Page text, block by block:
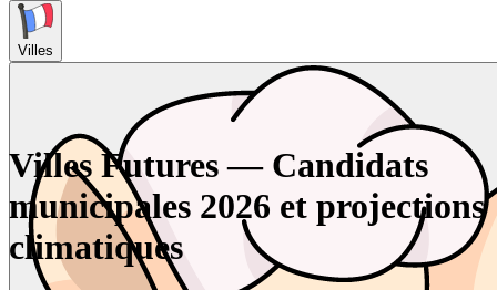
Villes
Villes Futures — Candidats
municipales 2026 et projections
climatiques